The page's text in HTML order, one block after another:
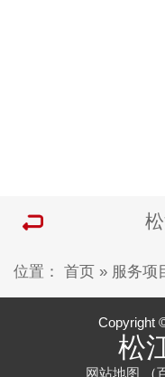
位置： 首页» 服务项
Copyright
松
网站地图 （